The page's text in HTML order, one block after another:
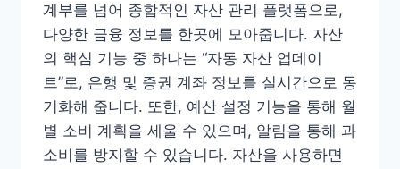
계부를 넘어 종합적인 자산 관리 플랫폼으로,
다양한 금융 정보를 한곳에 모아줍니다. 자산
의 핵심 기능 중 하나는 “자동 자산 업데이
트”로, 은행 및 증권 계좌 정보를 실시간으로 동
기화해 줍니다. 또한, 예산 설정 기능을 통해 월
별 소비 계획을 세울 수 있으며, 알림을 통해 과
소비를 방지할 수 있습니다. 자산을 사용하면